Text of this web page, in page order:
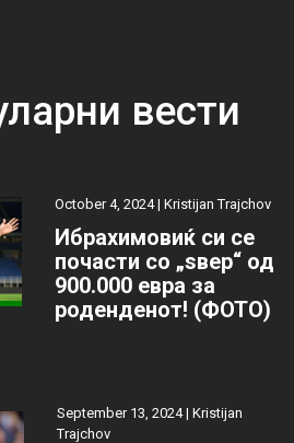
вести
October 4, 2024 |Kristijan Trajchov
Ибрахимовиќ си се
почасти со „ѕвер“ од
900.000 евра за
роденденот! (ФОТО)
September 13, 2024 | Kristijan
Trajchov